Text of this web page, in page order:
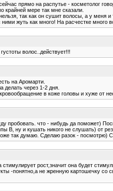
прямо на распутье - косметолог
крайней мере так мне сказали.
так как он сушит волосы, а у меня
жуть как много! На расчестке много
волос..действует!!!
на Аромарти.
делать через 1-2 дня.
в коже головы и хуже от
пробовать. что - нибудь да поможет)
B, ну и кушать никого не слушать) от
так думаю. Сделаю разок - посмотрю)
рост,значит она будет
-понятно,а не жренную картошечку со